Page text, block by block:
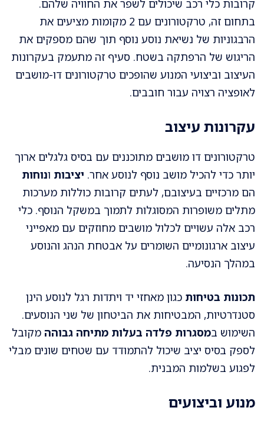
קרובות כלי רכב שיכולים לשפר את החוויה שלהם.
בתחום זה, טרקטורונים עם 2 מקומות מציעים את
הרבגוניות של נשיאת נוסע נוסף תוך שהם מספקים את
הריגוש של הרפתקה בשטח. סעיף זה מתעמק בעקרונות
העיצוב וביצועי המנוע שהופכים טרקטורונים דו-מושבים
לאופציה רצויה עבור חובבים.
עקרונות עיצוב
טרקטורונים דו מושבים מתוכננים עם בסיס גלגלים ארוך
יותר כדי להכיל מושב נוסף לנוסע אחר. יציבות ונוחות
הם מרכזיים בעיצובם, לעתים קרובות כוללות מערכות
מתלים משופרות המסוגלות לתמוך במשקל הנוסף. כלי
רכב אלה עשויים לכלול מושבים מחוזקים עם מאפייני
עיצוב ארגונומיים השומרים על אבטחת הנהג והנוסע
במהלך הנסיעה.
תכונות בטיחות כגון מאחזי יד ויתדות רגל לנוסע הינן
סטנדרטיות, המבטיחות את הביטחון של שני הנוסעים.
השימוש במסגרות פלדה בעלות מתיחה גבוהה מקובל
לספק בסיס יציב שיכול להתמודד עם שטחים שונים מבלי
לפגוע בשלמות המבנית.
מנוע וביצועים